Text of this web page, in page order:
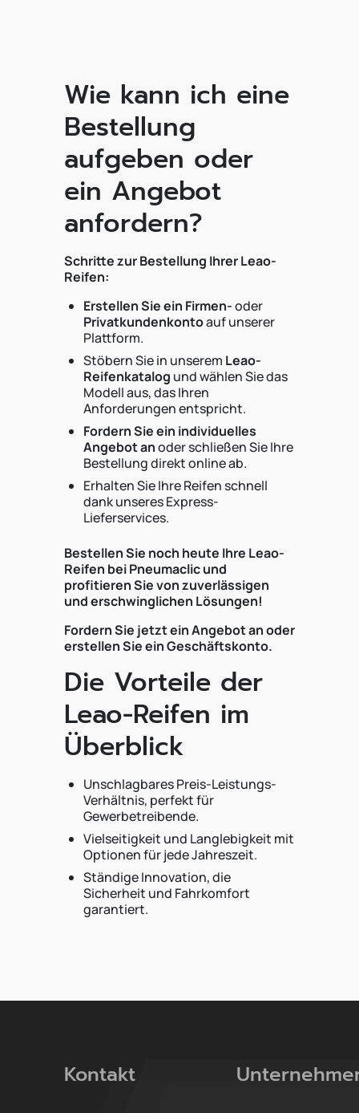
Wie kann ich eine
Bestellung
aufgeben oder
ein Angebot
anfordern?
Schritte zur Bestellung Ihrer Leao-
Reifen:
Erstellen Sie ein Firmen-oder
Privatkundenkontoauf unserer
Plattform.
Stöbern Sie in unserem Leao-
Reifenkatalog und wählen Sie das
Modell aus, das Ihren
Anforderungen entspricht.
Fordern Sie ein individuelles
Angebot anoder schließen Sie Ihre
Bestellung direkt online ab.
Erhalten Sie Ihre Reifen schnell
dank unseres Express-
Lieferservices.
Bestellen Sie noch heute Ihre Leao-
Reifen bei Pneumaclic und
profitieren Sie von zuverlässigen
und erschwinglichen Lösungen!
Fordern Sie jetzt ein Angebot an oder
erstellen Sie ein Geschäftskonto.
Die Vorteile der
Leao-Reifen im
Überblick
Unschlagbares Preis-Leistungs-
Verhältnis, perfekt für
Gewerbetreibende.
Vielseitigkeit und Langlebigkeit mit
Optionen für jede Jahreszeit.
Ständige Innovation, die
Sicherheit und Fahrkomfort
garantiert.
Kontakt